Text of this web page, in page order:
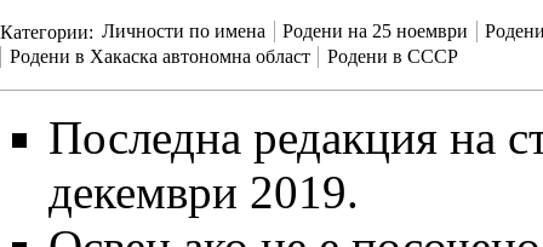
Категории: Личности по имена Родени на 25 ноември
Родени в Хакаска автономна област
Родени в СССР
Последна редакция на
декември 2019.